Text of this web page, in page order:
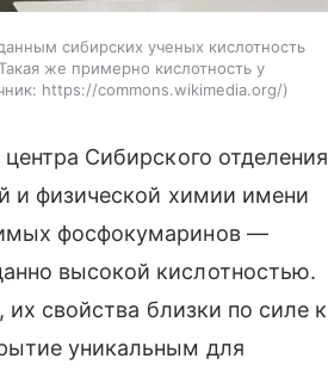
сибирских ученых кислотность
же примерно кислотность у
https://commons.wikimedia.org/
Сибирского отделения
и физической химии имени
фосфокумаринов —
высокой кислотностью.
свойства близки по силе к
уникальным для